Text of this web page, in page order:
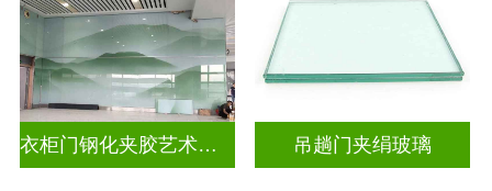
衣柜门钢化夹胶艺术玻璃 吊趟门夹绢玻璃